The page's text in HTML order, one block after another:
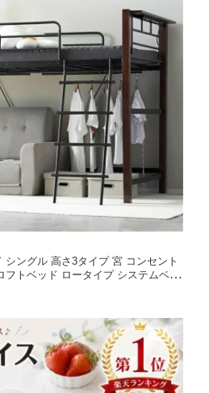
シングル 高さ3タイプ 宮 コンセント
フトベッド ロータイプ システムベッ
ッド 省スペース スチール 耐震 ベッ